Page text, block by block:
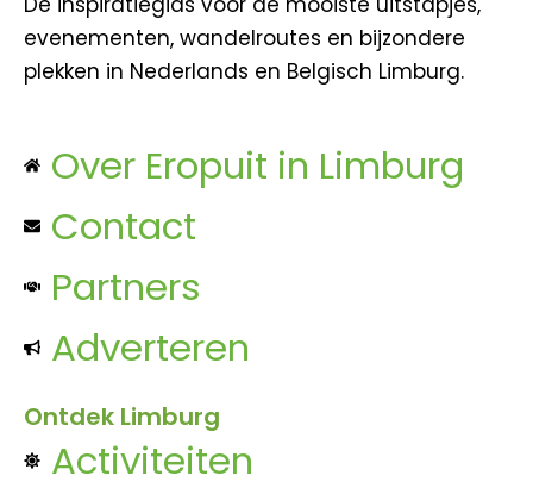
evenementen, wandelroutes en bijzondere
plekken in Nederlands en Belgisch Limburg.
Over Eropuit in Limburg
Contact
Partners
Adverteren
Ontdek Limburg
Activiteiten